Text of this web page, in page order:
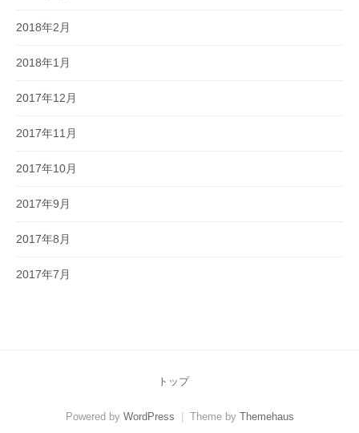
2018年2月
2018年1月
2017年12月
2017年11月
2017年10月
2017年9月
2017年8月
2017年7月
トップ
Powered by WordPress Theme by Themehaus